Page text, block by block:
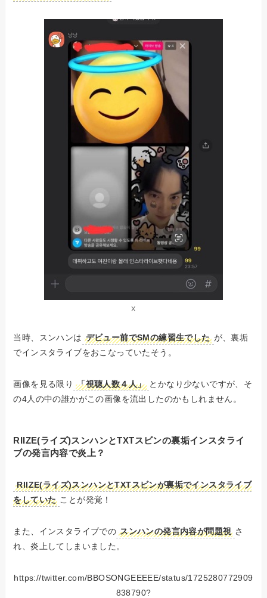
X
当時、スンハンは デビュー前でSMの練習生でした が、裏垢
でインスタライブをおこなっていたそう。
画像を見る限り 「視聴人数４人」 とかなり少ないですが、そ
の4人の中の誰かがこの画像を流出したのかもしれません。
RIIZE(ライズ)スンハンとTXTスビンの裏垢インスタライ
ブの発言内容で炎上？
RIIZE(ライズ)スンハンとTXTスビンが裏垢でインスタライブ
をしていた ことが発覚！
また、インスタライブでの スンハンの発言内容が問題視 さ
れ、炎上してしまいました。
https://twitter.com/BBOSONGEEEEE/status/1725280772909
838790?